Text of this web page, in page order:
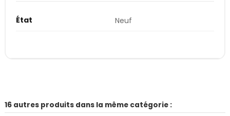
État Neuf
16 autres produits dans la même catégorie :